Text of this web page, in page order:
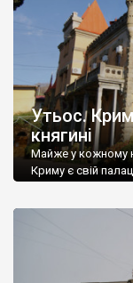
Утьос.
княгині
Майже у кожному
Криму є свій